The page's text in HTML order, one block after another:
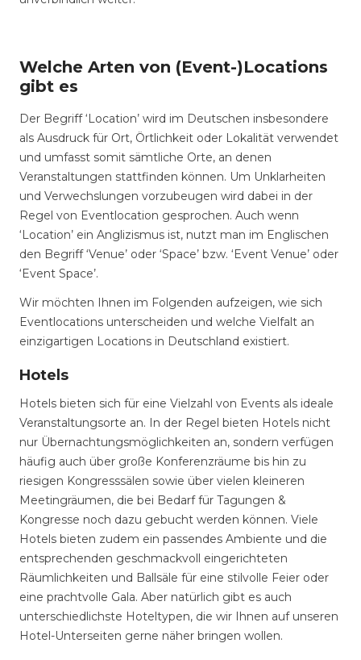
Welche Arten von (Event-)Locations
gibt es
Der Begriff ‘Location’ wird im Deutschen insbesondere
als Ausdruck für Ort, Örtlichkeit oder Lokalität verwendet
und umfasst somit sämtliche Orte, an denen
Veranstaltungen stattfinden können. Um Unklarheiten
und Verwechslungen vorzubeugen wird dabei in der
Regel von Eventlocation gesprochen. Auch wenn
‘Location’ ein Anglizismus ist, nutzt man im Englischen
den Begriff ‘Venue’ oder ‘Space’ bzw. ‘Event Venue’ oder
‘Event Space’.
Wir möchten Ihnen im Folgenden aufzeigen, wie sich
Eventlocations unterscheiden und welche Vielfalt an
einzigartigen Locations in Deutschland existiert.
Hotels
Hotels bieten sich für eine Vielzahl von Events als ideale
Veranstaltungsorte an. In der Regel bieten Hotels nicht
nur Übernachtungsmöglichkeiten an, sondern verfügen
häufig auch über große Konferenzräume bis hin zu
riesigen Kongresssälen sowie über vielen kleineren
Meetingräumen, die bei Bedarf für Tagungen &
Kongresse noch dazu gebucht werden können. Viele
Hotels bieten zudem ein passendes Ambiente und die
entsprechenden geschmackvoll eingerichteten
Räumlichkeiten und Ballsäle für eine stilvolle Feier oder
eine prachtvolle Gala. Aber natürlich gibt es auch
unterschiedlichste Hoteltypen, die wir Ihnen auf unseren
Hotel-Unterseiten gerne näher bringen wollen.